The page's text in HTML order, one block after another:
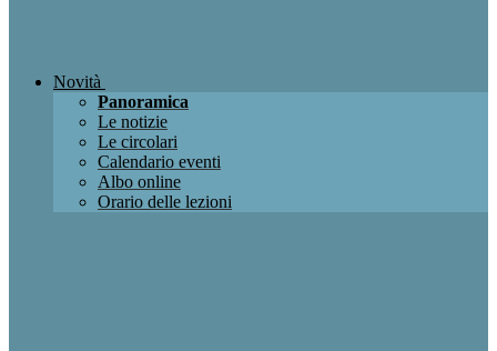
Novità
Panoramica
Le notizie
Le circolari
Calendario eventi
Albo online
Orario delle lezioni